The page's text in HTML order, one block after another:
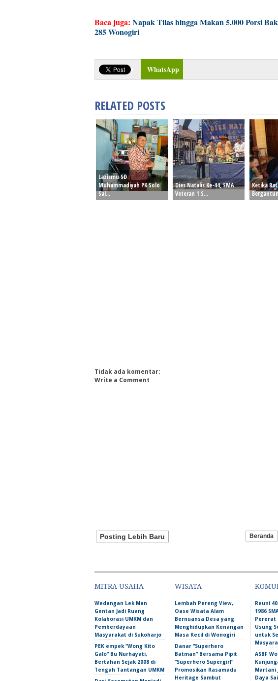
Baca juga: Napak Tilas hingga Makan 5.000 Porsi
285 Wonogiri
WhatsApp
RELATED POSTS
Lazismu SD
Muhammadiyah PK Solo
Sal...
Dies Natalis Ke-44, SMA
Veteran 1 S...
Ketika
Tidak ada komentar:
Write a Comment
Posting Lebih Baru Beranda
MITRA USAHA
Wedangan Lek Man
Gentan Jadi Ruang
Kolaborasi UMKM dan
Pemberdayaan
Masyarakat di Sukoharjo
PEK empek “Wong Kito
Galo” Bu Nurhayati,
Bertahan Sejak 2008 di
Tengah Tantangan UMKM
WISATA
Lembah Pereng View,
Oase Wisata Alam
Bernuansa Desa yang
Menghidupkan Kenangan
Masa Kecil di Wonogiri
Danar “Superhero
Batman” Bersama Pipit
“Superhero Supergirl”
Promosikan Rasamadu
Heritage Sambut
Reuni
1986
Pererat
Usung
untuk
ASBF
Martani
Daya